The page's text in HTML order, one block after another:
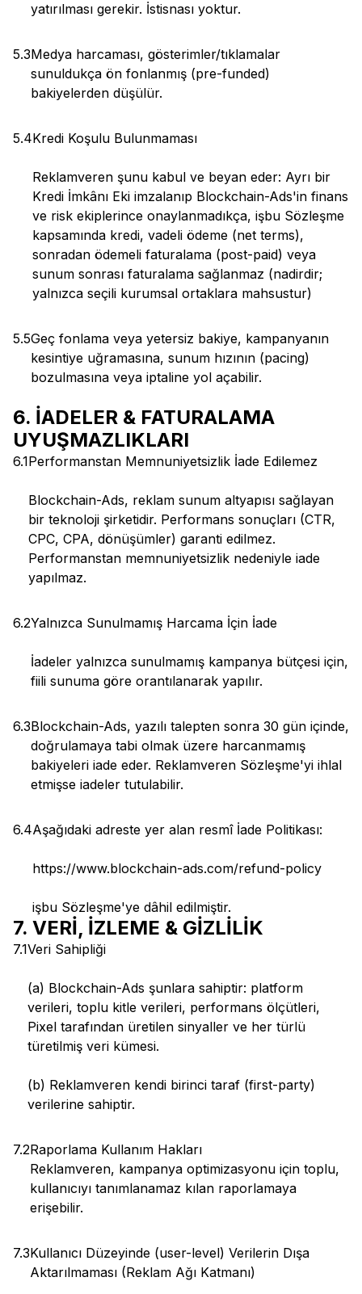
yatırılması gerekir. İstisnası yoktur.
5.3Medya harcaması, gösterimler/tıklamalar
sunuldukça ön fonlanmış (pre-funded)
bakiyelerden düşülür.
5.4Kredi Koşulu Bulunmaması
Reklamveren şunu kabul ve beyan eder: Ayrı bir
Kredi İmkânı Eki imzalanıp Blockchain-Ads'in finans
ve risk ekiplerince onaylanmadıkça, işbu Sözleşme
kapsamında kredi, vadeli ödeme (net terms),
sonradan ödemeli faturalama (post-paid) veya
sunum sonrası faturalama sağlanmaz (nadirdir;
yalnızca seçili kurumsal ortaklara mahsustur)
5.5Geç fonlama veya yetersiz bakiye, kampanyanın
kesintiye uğramasına, sunum hızının (pacing)
bozulmasına veya iptaline yol açabilir.
6. İADELER & FATURALAMA
UYUŞMAZLIKLARI
6.1Performanstan Memnuniyetsizlik İade Edilemez
Blockchain-Ads, reklam sunum altyapısı sağlayan
bir teknoloji şirketidir. Performans sonuçları (CTR,
CPC, CPA, dönüşümler) garanti edilmez.
Performanstan memnuniyetsizlik nedeniyle iade
yapılmaz.
6.2Yalnızca Sunulmamış Harcama İçin İade
İadeler yalnızca sunulmamış kampanya bütçesi için,
fiili sunuma göre orantılanarak yapılır.
6.3Blockchain-Ads, yazılı talepten sonra 30 gün içinde,
doğrulamaya tabi olmak üzere harcanmamış
bakiyeleri iade eder. Reklamveren Sözleşme'yi ihlal
etmişse iadeler tutulabilir.
6.4Aşağıdaki adreste yer alan resmî İade Politikası:
https://www.blockchain-ads.com/refund-policy
işbu Sözleşme'ye dâhil edilmiştir.
7. VERİ, İZLEME & GİZLİLİK
7.1Veri Sahipliği
(a) Blockchain-Ads şunlara sahiptir: platform
verileri, toplu kitle verileri, performans ölçütleri,
Pixel tarafından üretilen sinyaller ve her türlü
türetilmiş veri kümesi.
(b) Reklamveren kendi birinci taraf (first-party)
verilerine sahiptir.
7.2Raporlama Kullanım Hakları
Reklamveren, kampanya optimizasyonu için toplu,
kullanıcıyı tanımlanamaz kılan raporlamaya
erişebilir.
7.3Kullanıcı Düzeyinde (user-level) Verilerin Dışa
Aktarılmaması (Reklam Ağı Katmanı)